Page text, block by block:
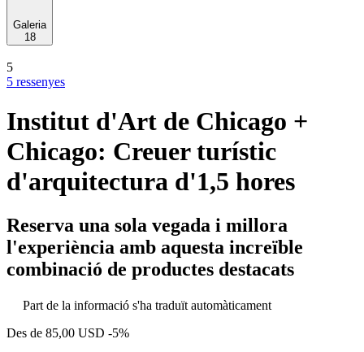
Galeria
18
5
5 ressenyes
Institut d'Art de Chicago +
Chicago: Creuer turístic
d'arquitectura d'1,5 hores
Reserva una sola vegada i millora
l'experiència amb aquesta increïble
combinació de productes destacats
Part de la informació s'ha traduït automàticament
Des de 85,00 USD -5%